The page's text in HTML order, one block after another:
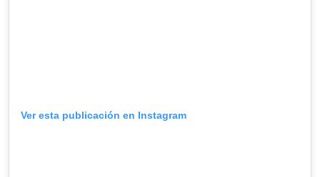
Ver esta publicación en Instagram